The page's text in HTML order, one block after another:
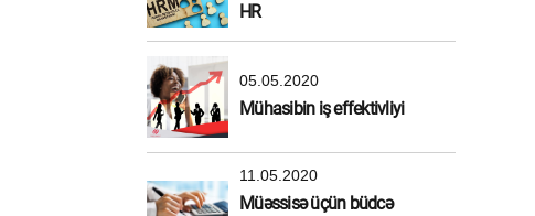
HR
05.05.2020
Mühasibin iş effektivliyi
11.05.2020
Müəssisə üçün büdcə